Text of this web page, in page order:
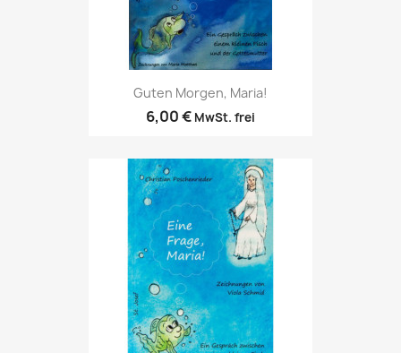
Guten Morgen, Maria!
6,00 € MwSt. frei